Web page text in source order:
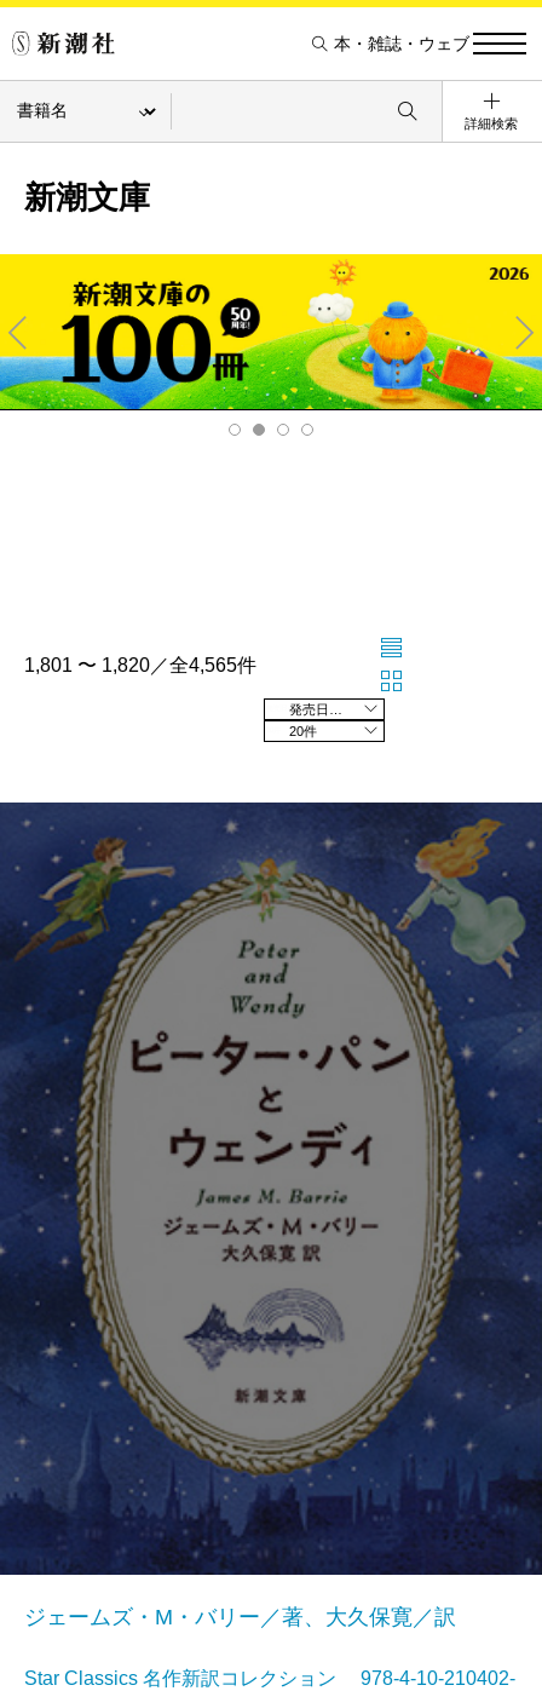
本・雑誌・ウェブ
詳細検索
新潮文庫
Pre
v
Ne
xt
1,801 〜 1,820／全4,565件
20件
ジェームズ・M・バリー／著、大久保寛／訳
Star Classics 名作新訳コレクション 978-4-10-210402-